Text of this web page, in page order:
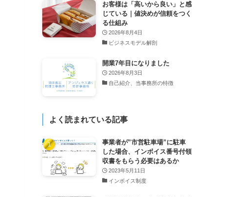
お客様は「高いから良い」と感
じている｜値決めが信頼をつく
る仕組み
2026年8月4日
ビジネスモデル解剖
開業7年目になりました
2026年8月3日
自己紹介、当事務所の特徴
よく読まれている記事
事業者が”市営駐車場”に駐車
した場合、インボイス番号付領
収書をもらう必要はあるか
2023年5月11日
インボイス制度